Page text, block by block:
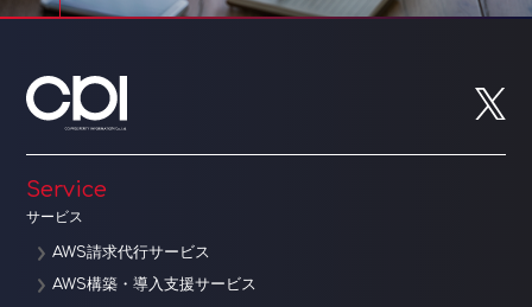
Service
サービス
AWS請求代行サービス
AWS構築・導入支援サービス